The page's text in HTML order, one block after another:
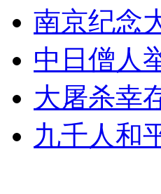
消防员救轻生者 花炮节
纽约上演“枕头大战”
司机酒驾遇交警 急速倒
南京纪念
中日僧人
大屠杀幸
九千人和